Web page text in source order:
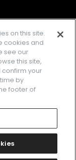
twitter
Settings
社の商標です。
on this site.
cookies and
see our
this site,
your
by
footer of